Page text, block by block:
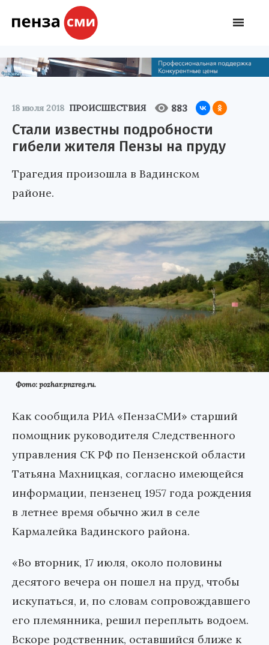
18 июля 2018 ПРОИСШЕСТВИЯ 883
Стали известны подробности
гибели жителя Пензы на пруду
Трагедия произошла в Вадинском
районе.
Фото: pozhar.pnzreg.ru.
Как сообщила РИА «ПензаСМИ» старший
помощник руководителя Следственного
управления СК РФ по Пензенской области
Татьяна Махницкая, согласно имеющейся
информации, пензенец 1957 года рождения
в летнее время обычно жил в селе
Кармалейка Вадинского района.
«Во вторник, 17 июля, около половины
десятого вечера он пошел на пруд, чтобы
искупаться, и, по словам сопровождавшего
его племянника, решил переплыть водоем.
Вскоре родственник, оставшийся ближе к